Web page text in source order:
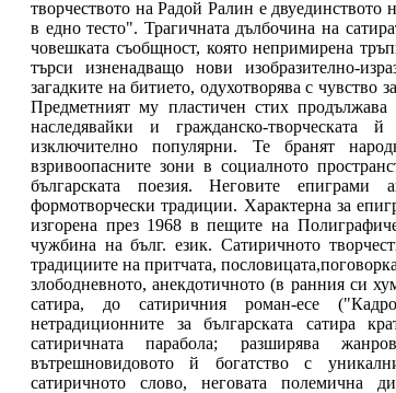
творчеството на Радой Ралин е
в едно тесто". Трагичната дълбочина на
човешката съобщност, която непримирена
търси изненадващо нови изобразително-
загадките на битието, одухотворява с
Предметният му пластичен стих
наследявайки и гражданско-
изключително популярни. Те бранят
взривоопасните зони в социалното
българската поезия. Неговите епиграми
формотворчески традиции. Характерна за
изгорена през 1968 в пещите на
чужбина на бълг. език. Сатиричното
традициите на притчата,
злободневното, анекдотичното (в ранния си
сатира, до сатиричния роман-есе
нетрадиционните за българската сатира
сатиричната парабола; разширява
вътрешновидовото й богатство с
сатиричното слово, неговата полемична